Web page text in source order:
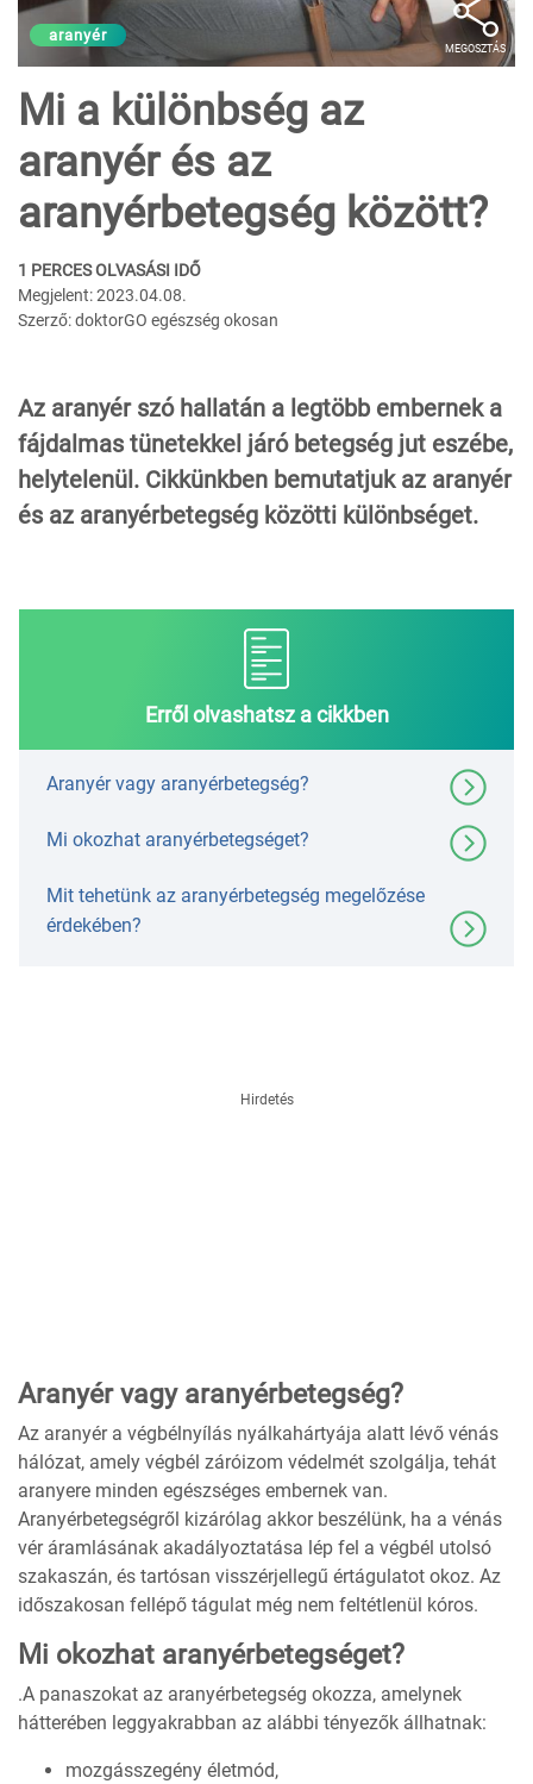
aranyér
MEGOSZTÁS
Mi a különbség az
aranyér és az
aranyérbetegség között?
1 PERCES OLVASÁSI IDŐ
Megjelent: 2023.04.08.
Szerző: doktorGO egészség okosan
Az aranyér szó hallatán a legtöbb embernek a
fájdalmas tünetekkel járó betegség jut eszébe,
helytelenül. Cikkünkben bemutatjuk az aranyér
és az aranyérbetegség közötti különbséget.
Erről olvashatsz a cikkben
Aranyér vagy aranyérbetegség?
Mi okozhat aranyérbetegséget?
Mit tehetünk az aranyérbetegség megelőzése
érdekében?
Hirdetés
Aranyér vagy aranyérbetegség?
Az aranyér a végbélnyílás nyálkahártyája alatt lévő vénás
hálózat, amely végbél záróizom védelmét szolgálja, tehát
aranyere minden egészséges embernek van.
Aranyérbetegségről kizárólag akkor beszélünk, ha a vénás
vér áramlásának akadályoztatása lép fel a végbél utolsó
szakaszán, és tartósan visszérjellegű értágulatot okoz. Az
időszakosan fellépő tágulat még nem feltétlenül kóros.
Mi okozhat aranyérbetegséget?
.A panaszokat az aranyérbetegség okozza, amelynek
hátterében leggyakrabban az alábbi tényezők állhatnak:
mozgásszegény életmód,